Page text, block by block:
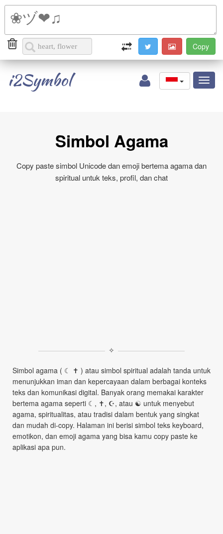
i2Symbol
Simbol Agama
Copy paste simbol Unicode dan emoji bertema agama dan
spiritual untuk teks, profil, dan chat
✧
Simbol agama ( ☾ ✝ ) atau simbol spiritual adalah tanda untuk
menunjukkan iman dan kepercayaan dalam berbagai konteks
teks dan komunikasi digital. Banyak orang memakai karakter
bertema agama seperti ☾, ✝, ☪, atau ☯ untuk menyebut
agama, spiritualitas, atau tradisi dalam bentuk yang singkat
dan mudah di‑copy. Halaman ini berisi simbol teks keyboard,
emotikon, dan emoji agama yang bisa kamu copy paste ke
aplikasi apa pun.